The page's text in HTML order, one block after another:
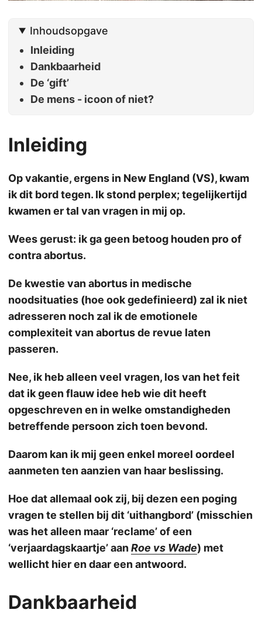
Inhoudsopgave
Inleiding
Dankbaarheid
De ‘gift’
De mens - icoon of niet?
Inleiding
Op vakantie, ergens in New England (VS), kwam
ik dit bord tegen. Ik stond perplex; tegelijkertijd
kwamen er tal van vragen in mij op.
Wees gerust: ik ga geen betoog houden pro of
contra abortus.
De kwestie van abortus in medische
noodsituaties (hoe ook gedefinieerd) zal ik niet
adresseren noch zal ik de emotionele
complexiteit van abortus de revue laten
passeren.
Nee, ik heb alleen veel vragen, los van het feit
dat ik geen flauw idee heb wie dit heeft
opgeschreven en in welke omstandigheden
betreffende persoon zich toen bevond.
Daarom kan ik mij geen enkel moreel oordeel
aanmeten ten aanzien van haar beslissing.
Hoe dat allemaal ook zij, bij dezen een poging
vragen te stellen bij dit ‘uithangbord’ (misschien
was het alleen maar ‘reclame’ of een
‘verjaardagskaartje’ aanRoe vs Wade) met
wellicht hier en daar een antwoord.
Dankbaarheid